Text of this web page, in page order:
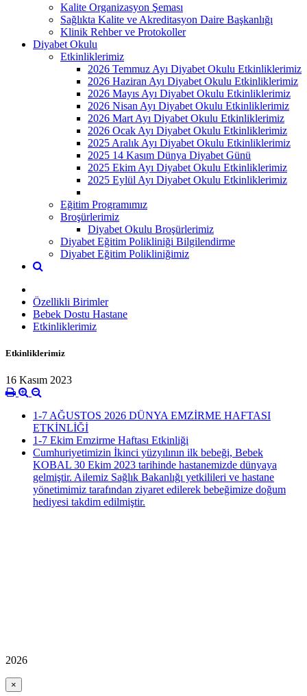
Kalite Organizasyon Şeması
Sağlıkta Kalite ve Akreditasyon Daire Başkanlığı
Klinik Rehber ve Protokoller
Diyabet Okulu
Etkinliklerimiz
2026 Temmuz Ayı Diyabet Okulu Etkinliklerimiz
2026 Haziran Ayı Diyabet Okulu Etkinliklerimiz
2026 Mayıs Ayı Diyabet Okulu Etkinliklerimiz
2026 Nisan Ayı Diyabet Okulu Etkinliklerimiz
2026 Mart Ayı Diyabet Okulu Etkinliklerimiz
2026 Ocak Ayı Diyabet Okulu Etkinliklerimiz
2025 Aralık Ayı Diyabet Okulu Etkinliklerimiz
2025 14 Kasım Dünya Diyabet Günü
2025 Ekim Ayı Diyabet Okulu Etkinliklerimiz
2025 Eylül Ayı Diyabet Okulu Etkinliklerimiz
Eğitim Programımız
Broşürlerimiz
Diyabet Okulu Broşürlerimiz
Diyabet Eğitim Polikliniği Bilgilendirme
Diyabet Eğitim Polikliniğimiz
Özellikli Birimler
Bebek Dostu Hastane
Etkinliklerimiz
Etkinliklerimiz
16 Kasım 2023
1-7 AĞUSTOS 2026 DÜNYA EMZİRME HAFTASI
ETKİNLİĞİ
1-7 Ekim Emzirme Haftası Etkinliği
Cumhuriyetimizin İkinci yüzyılının ilk bebeği, Bebek
KOBAL 30 Ekim 2023 tarihinde hastanemizde dünyaya
gelmiştir. Ailemiz Sağlık Bakanlığı yetkilileri ve hastane
yönetimimiz tarafından ziyaret edilerek bebeğimize doğum
hediyesi takdim edilmiştir.
2026
×